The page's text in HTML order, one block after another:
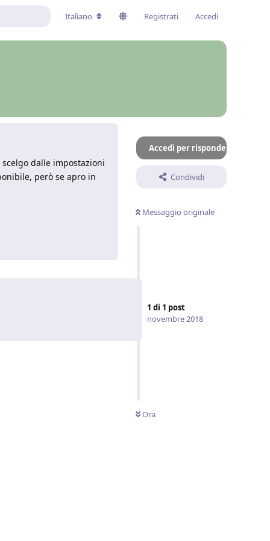
Italiano Registrati Accedi
Accedi per rispondere
Condividi
Messaggio originale
1 di 1 post
novembre 2018
Ora
dalle impostazioni
però se apro in